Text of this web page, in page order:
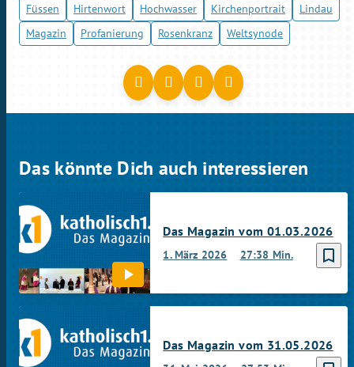
Füssen
Hirtenwort Hochwasser Kirchenportrait
Lindau
Magazin
Profanierung Rosenkranz Weltsynode
Das könnte Dich auch interessieren
bookmark_border
1. März 2026 27:38 Min.
Das Magazin vom 01.03.2026
Das Magazin vom 31.05.2026